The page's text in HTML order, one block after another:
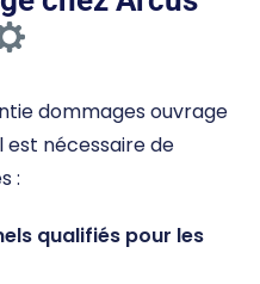
dommages ouvrage
est nécessaire de
:
qualifiés pour les